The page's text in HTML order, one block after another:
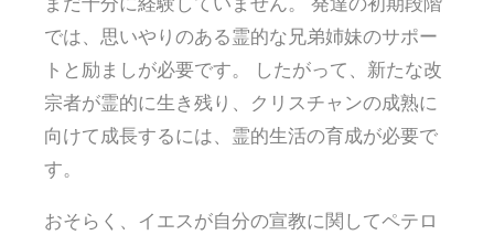
では、思いやりのある霊的な兄弟姉妹のサポー
トと励ましが必要です。 したがって、新たな改
宗者が霊的に生き残り、クリスチャンの成熟に
向けて成長するには、霊的生活の育成が必要で
す。
おそらく、イエスが自分の宣教に関してペテロ